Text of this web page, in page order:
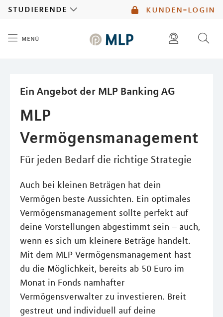
kunden-login
studierende
menü
Ein Angebot der MLP Banking AG
MLP
Vermögensmanagement
Für jeden Bedarf die richtige Strategie
Auch bei kleinen Beträgen hat dein
Vermögen beste Aussichten. Ein optimales
Vermögensmanagement sollte perfekt auf
deine Vorstellungen abgestimmt sein – auch,
wenn es sich um kleinere Beträge handelt.
Mit dem MLP Vermögensmanagement hast
du die Möglichkeit, bereits ab 50 Euro im
Monat in Fonds namhafter
Vermögensverwalter zu investieren. Breit
gestreut und individuell auf deine